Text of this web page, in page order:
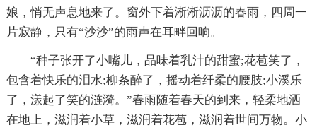
娘，悄无声息地来了。窗外下着淅淅沥沥的春雨，四周一
片寂静，只有“沙沙”的雨声在耳畔回响。
“种子张开了小嘴儿，品味着乳汁的甜蜜;花苞笑了，
包含着快乐的泪水;柳条醉了，摇动着纤柔的腰肢;小溪乐
了，漾起了笑的涟漪。”春雨随着春天的到来，轻柔地洒
在地上，滋润着小草，滋润着花苞，滋润着世间万物。小